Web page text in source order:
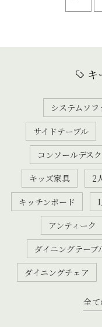
キ
システムソフ
サイドテーブル
コンソールデスク
キッズ家具
2
キッチンボード
アンティーク
ダイニングテーブ
ダイニングチェア
全